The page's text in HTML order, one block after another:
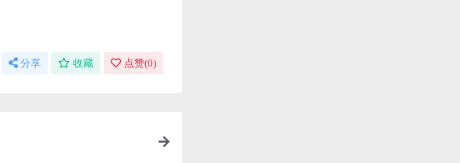
分享 收藏 点赞(0)